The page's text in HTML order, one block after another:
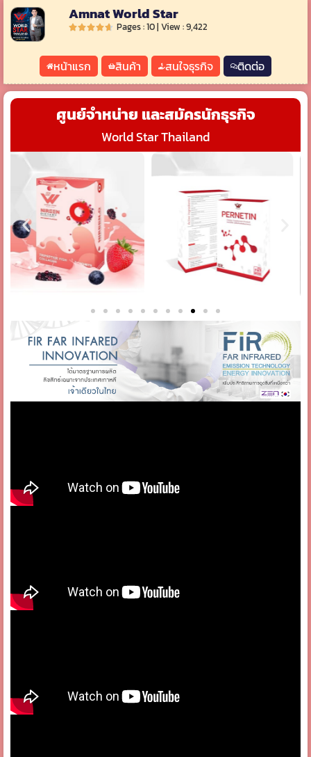
Amnat World Star
Pages : 10 | View : 9,422
หน้าแรก สินค้า สนใจธุรกิจ ติดต่อ
ศูนย์จำหน่าย และสมัครนักธุรกิจ
World Star Thailand